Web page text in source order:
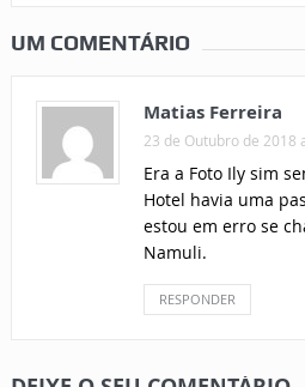
UM COMENTÁRIO
Matias Ferreira
23 de Outubro de 2018
Era a Foto Ily sim
Hotel havia uma
estou em erro se
Namuli.
RESPONDER